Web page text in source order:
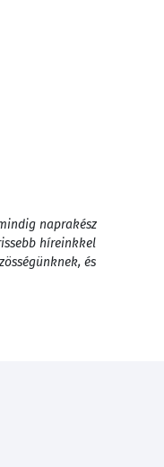
naprakész
híreinkkel
és